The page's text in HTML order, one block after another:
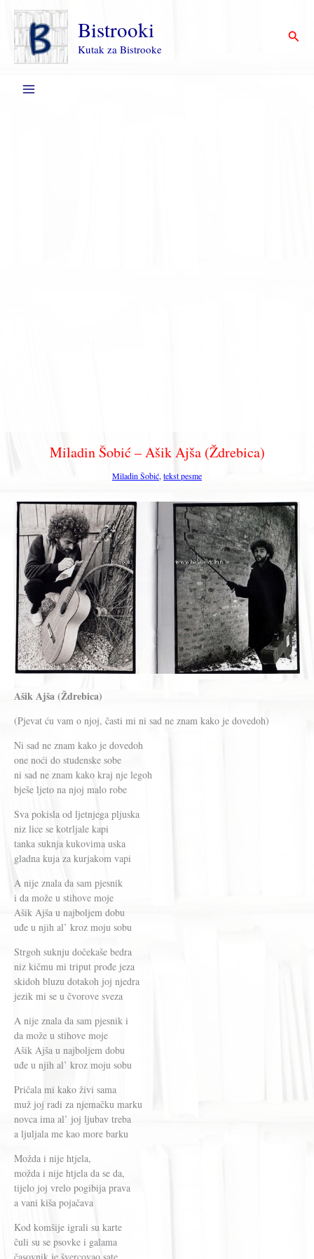
Пређи
садржај
Bistrooki
Kutak za Bistrooke
Miladin Šobić – Ašik Ajša (Ždrebica)
Miladin Šobić, tekst pesme
Ašik Ajša (Ždrebica)
(Pjevat ću vam o njoj, časti mi ni sad ne znam kako je dovedoh)
Ni sad ne znam kako je dovedoh
one noći do studenske sobe
ni sad ne znam kako kraj nje legoh
bješe ljeto na njoj malo robe
Sva pokisla od ljetnjega pljuska
niz lice se kotrljale kapi
tanka suknja kukovima uska
gladna kuja za kurjakom vapi
A nije znala da sam pjesnik
i da može u stihove moje
Ašik Ajša u najboljem dobu
uđe u njih al’ kroz moju sobu
Strgoh suknju dočekaše bedra
niz kičmu mi triput prođe jeza
skidoh bluzu dotakoh joj njedra
jezik mi se u čvorove sveza
A nije znala da sam pjesnik i
da može u stihove moje
Ašik Ajša u najboljem dobu
uđe u njih al’ kroz moju sobu
Pričala mi kako živi sama
muž joj radi za njemačku marku
novca ima al’ joj ljubav treba
a ljuljala me kao more barku
Možda i nije htjela,
možda i nije htjela da se da,
tijelo joj vrelo pogibija prava
a vani kiša pojačava
Kod komšije igrali su karte
čuli su se psovke i galama